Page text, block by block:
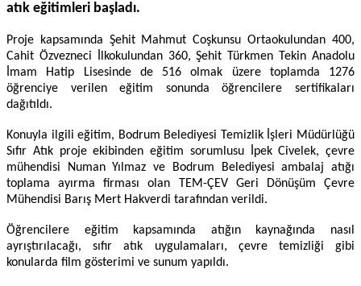
atık eğitimleri başladı.
Proje kapsamında Şehit Mahmut Coşkunsu Ortaokulundan 400,
Cahit Özvezneci İlkokulundan 360, Şehit Türkmen Tekin Anadolu
İmam Hatip Lisesinde de 516 olmak üzere toplamda 1276
öğrenciye verilen eğitim sonunda öğrencilere sertifikaları
dağıtıldı.
Konuyla ilgili eğitim, Bodrum Belediyesi Temizlik İşleri Müdürlüğü
Sıfır Atık proje ekibinden eğitim sorumlusu İpek Civelek, çevre
mühendisi Numan Yılmaz ve Bodrum Belediyesi ambalaj atığı
toplama ayırma firması olan TEM-ÇEV Geri Dönüşüm Çevre
Mühendisi Barış Mert Hakverdi tarafından verildi.
Öğrencilere eğitim kapsamında atığın kaynağında nasıl
ayrıştırılacağı, sıfır atık uygulamaları, çevre temizliği gibi
konularda film gösterimi ve sunum yapıldı.